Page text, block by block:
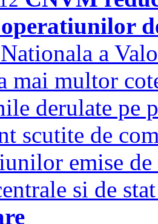
a
mai multor
derulate pe
scutite de
emise
si de